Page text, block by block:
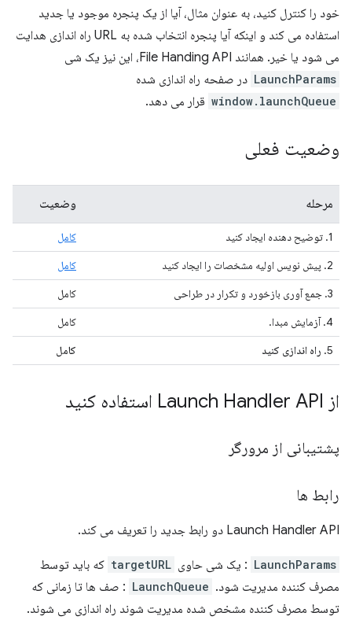
خود را کنترل کنید، به عنوان مثال، آیا از یک پنجره موجود یا جدید
استفاده می کند و اینکه آیا پنجره انتخاب شده به URL راه اندازی هدایت
می شود یا خیر. همانند File Handing API، این نیز یک شی
LaunchParams در صفحه راه اندازی شده
window.launchQueue قرار می دهد.
وضعیت فعلی
مرحله وضعیت
1. توضیح دهنده ایجاد کنید
کامل
2. پیش نویس اولیه مشخصات را ایجاد کنید
کامل
3. جمع آوری بازخورد و تکرار در طراحی
کامل
4. آزمایش مبدا.
کامل
5. راه اندازی کنید کامل
از Launch Handler API استفاده کنید
پشتیبانی از مرورگر
رابط ها
Launch Handler API دو رابط جدید را تعریف می کند.
LaunchParams : یک شی حاوی targetURL که باید توسط
مصرف کننده مدیریت شود. LaunchQueue : صف ها تا زمانی که
توسط مصرف کننده مشخص شده مدیریت شوند راه اندازی می شوند.